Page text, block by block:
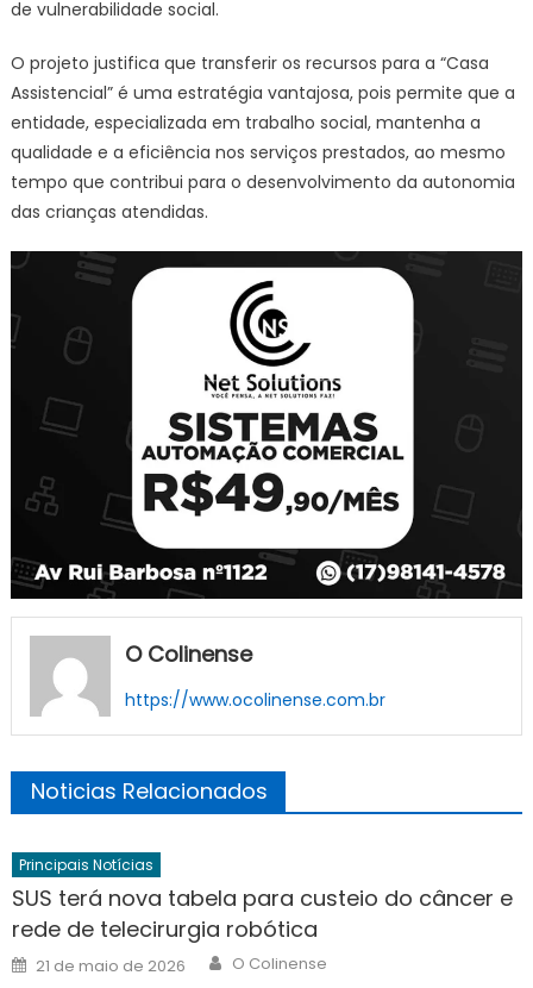
de vulnerabilidade social.
O projeto justifica que transferir os recursos para a “Casa
Assistencial” é uma estratégia vantajosa, pois permite que a
entidade, especializada em trabalho social, mantenha a
qualidade e a eficiência nos serviços prestados, ao mesmo
tempo que contribui para o desenvolvimento da autonomia
das crianças atendidas.
O Colinense
https://www.ocolinense.com.br
Noticias Relacionados
Principais Notícias
SUS terá nova tabela para custeio do câncer e
rede de telecirurgia robótica
Posted
on
21 de maio de 2026 Author
O Colinense